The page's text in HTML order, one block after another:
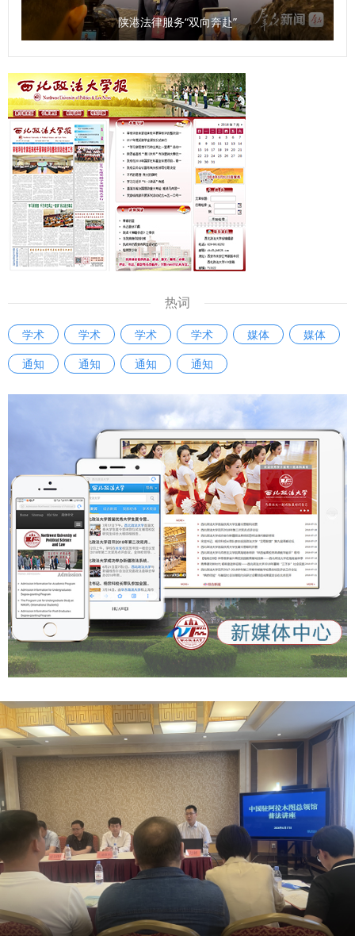
陕港法律服务“双向奔赴”
热词
学术 学术 学术 学术 媒体
媒体
通知
通知 通知 通知